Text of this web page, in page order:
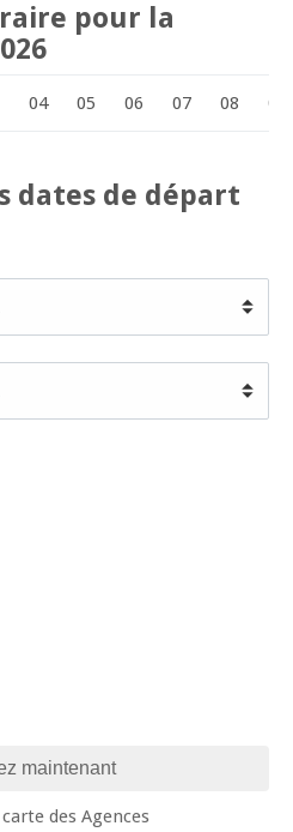
pour la
04 05 06 07 08 09
dates de départ
des Agences